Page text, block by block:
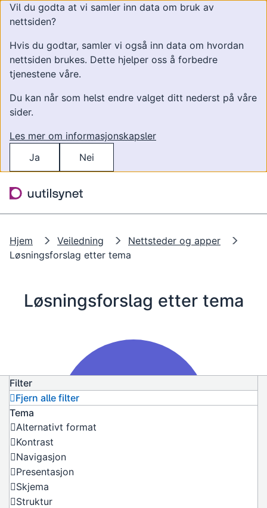
Vil du godta at vi samler inn data om bruk av
nettsiden?
Hvis du godtar, samler vi også inn data om hvordan
nettsiden brukes. Dette hjelper oss å forbedre
tjenestene våre.
Du kan når som helst endre valget ditt nederst på våre
sider.
Les mer om informasjonskapsler
Ja
Nei
Hjem Veiledning
Nettsteder og apper
Løsningsforslag etter tema
Løsningsforslag etter tema
Filter
Fjern alle filter
Tema
Alternativt format
Kontrast
Navigasjon
Presentasjon
Skjema
Struktur